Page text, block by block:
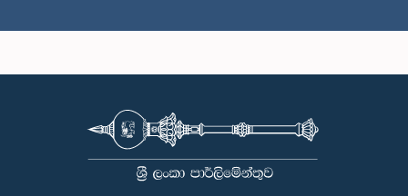
ප.ව. 1:16 - ප.ව. 1:30